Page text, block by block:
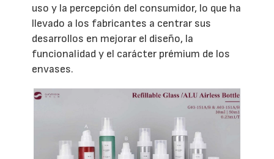
uso y la percepción del consumidor, lo que ha
llevado a los fabricantes a centrar sus
desarrollos en mejorar el diseño, la
funcionalidad y el carácter prémium de los
envases.